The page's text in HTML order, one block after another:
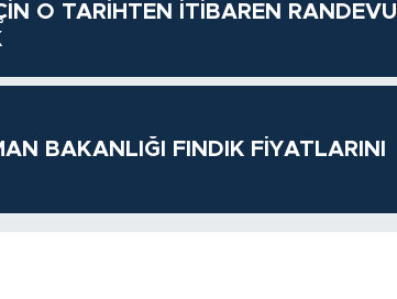
O TARİHTEN İTİBAREN RANDEVU
BAKANLIĞI FINDIK FİYATLARINI